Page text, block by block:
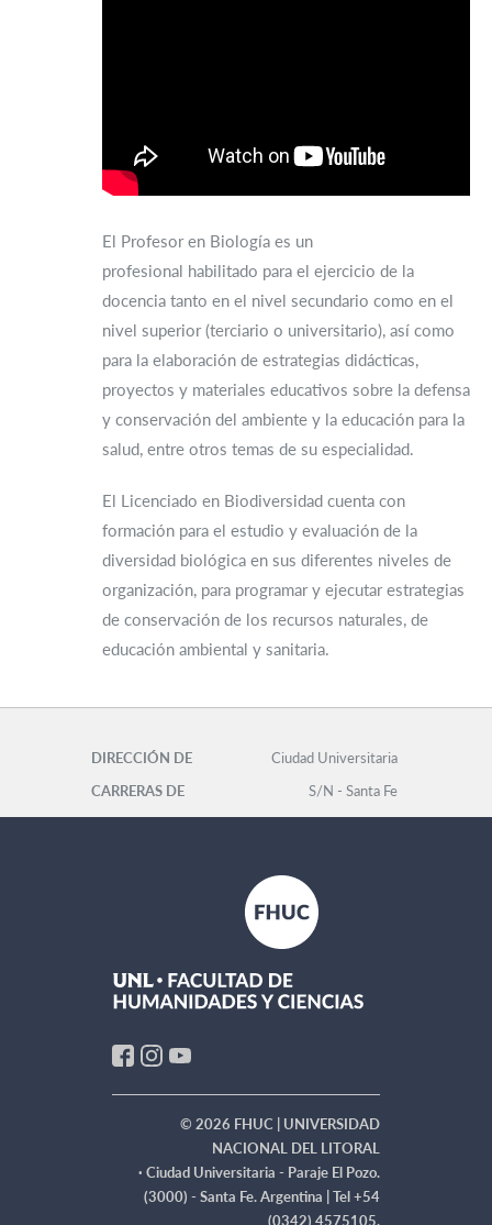
El Profesor en Biología es un
profesional habilitado para el ejercicio de la
docencia tanto en el nivel secundario como en el
nivel superior (terciario o universitario), así como
para la elaboración de estrategias didácticas,
proyectos y materiales educativos sobre la defensa
y conservación del ambiente y la educación para la
salud, entre otros temas de su especialidad.
El Licenciado en Biodiversidad cuenta con
formación para el estudio y evaluación de la
diversidad biológica en sus diferentes niveles de
organización, para programar y ejecutar estrategias
de conservación de los recursos naturales, de
educación ambiental y sanitaria.
DIRECCIÓN DE
CARRERAS DE
Ciudad Universitaria
S/N - Santa Fe
© 2026 FHUC | UNIVERSIDAD
NACIONAL DEL LITORAL
·Ciudad Universitaria - Paraje El Pozo.
(3000) - Santa Fe. Argentina | Tel +54
(0342) 4575105.